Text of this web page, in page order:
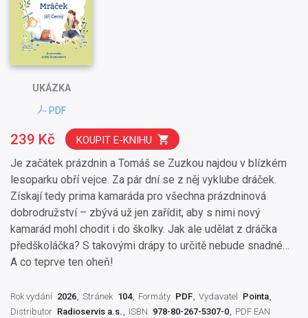
UKÁZKA
PDF
Je začátek prázdnin a Tomáš se Zuzkou najdou v blízkém
lesoparku obří vejce. Za pár dní se z něj vyklube dráček.
Získají tedy prima kamaráda pro všechna prázdninová
dobrodružství – zbývá už jen zařídit, aby s nimi nový
kamarád mohl chodit i do školky. Jak ale udělat z dráčka
předškoláčka? S takovými drápy to určitě nebude snadné…
A co teprve ten oheň!
239 Kč KOUPIT E-KNIHU
Rok vydání 2026 Stránek 104 Formáty PDF Vydavatel
Pointa
Distributor Radioservis a.s. ISBN 978-80-267-5307-0
PDF EAN